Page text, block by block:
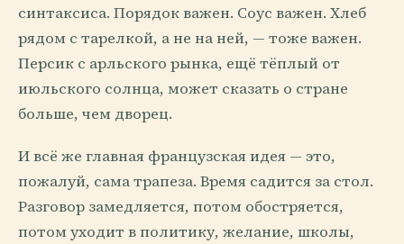
синтаксиса. Порядок важен. Соус важен. Хлеб
рядом с тарелкой, а не на ней, — тоже важен.
Персик с арльского рынка, ещё тёплый от
июльского солнца, может сказать о стране
больше, чем дворец.
И всё же главная французская идея — это,
пожалуй, сама трапеза. Время садится за стол.
Разговор замедляется, потом обостряется,
потом уходит в политику, желание, школы,